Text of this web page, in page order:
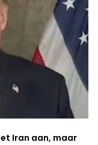
Iran aan, maar